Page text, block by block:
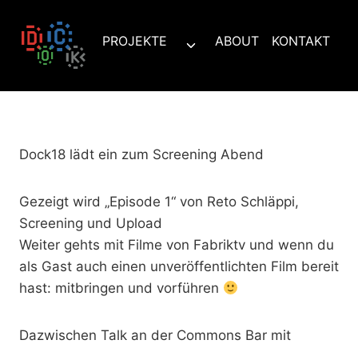
Inhalt
springen
PROJEKTE
Untermenü
ABOUT KONTAKT
Dock18 lädt ein zum Screening Abend
Gezeigt wird „Episode 1“ von Reto Schläppi,
Screening und Upload
Weiter gehts mit Filme von Fabriktv und wenn du
als Gast auch einen unveröffentlichten Film bereit
hast: mitbringen und vorführen
Dazwischen Talk an der Commons Bar mit